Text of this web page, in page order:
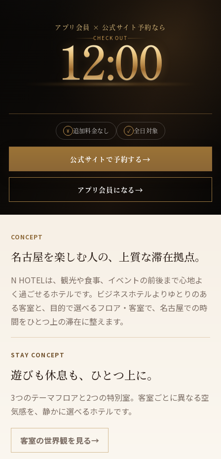
アプリ会員 × 公式サイト予約なら
CHECK OUT
12:00
¥ 追加料金なし ✓ 全日対象
公式サイトで予約する→
アプリ会員になる→
CONCEPT
名古屋を楽しむ人の、 上質な滞在拠点。
N HOTELは、観光や食事、イベントの前後まで心地よ
く過ごせるホテルです。ビジネスホテルよりゆとりのあ
る客室と、目的で選べるフロア・客室で、名古屋での時
間をひとつ上の滞在に整えます。
STAY CONCEPT
遊びも休息も、ひとつ上に。
3つのテーマフロアと2つの特別室。客室ごとに異なる空
気感を、静かに選べるホテルです。
客室の世界観を見る→